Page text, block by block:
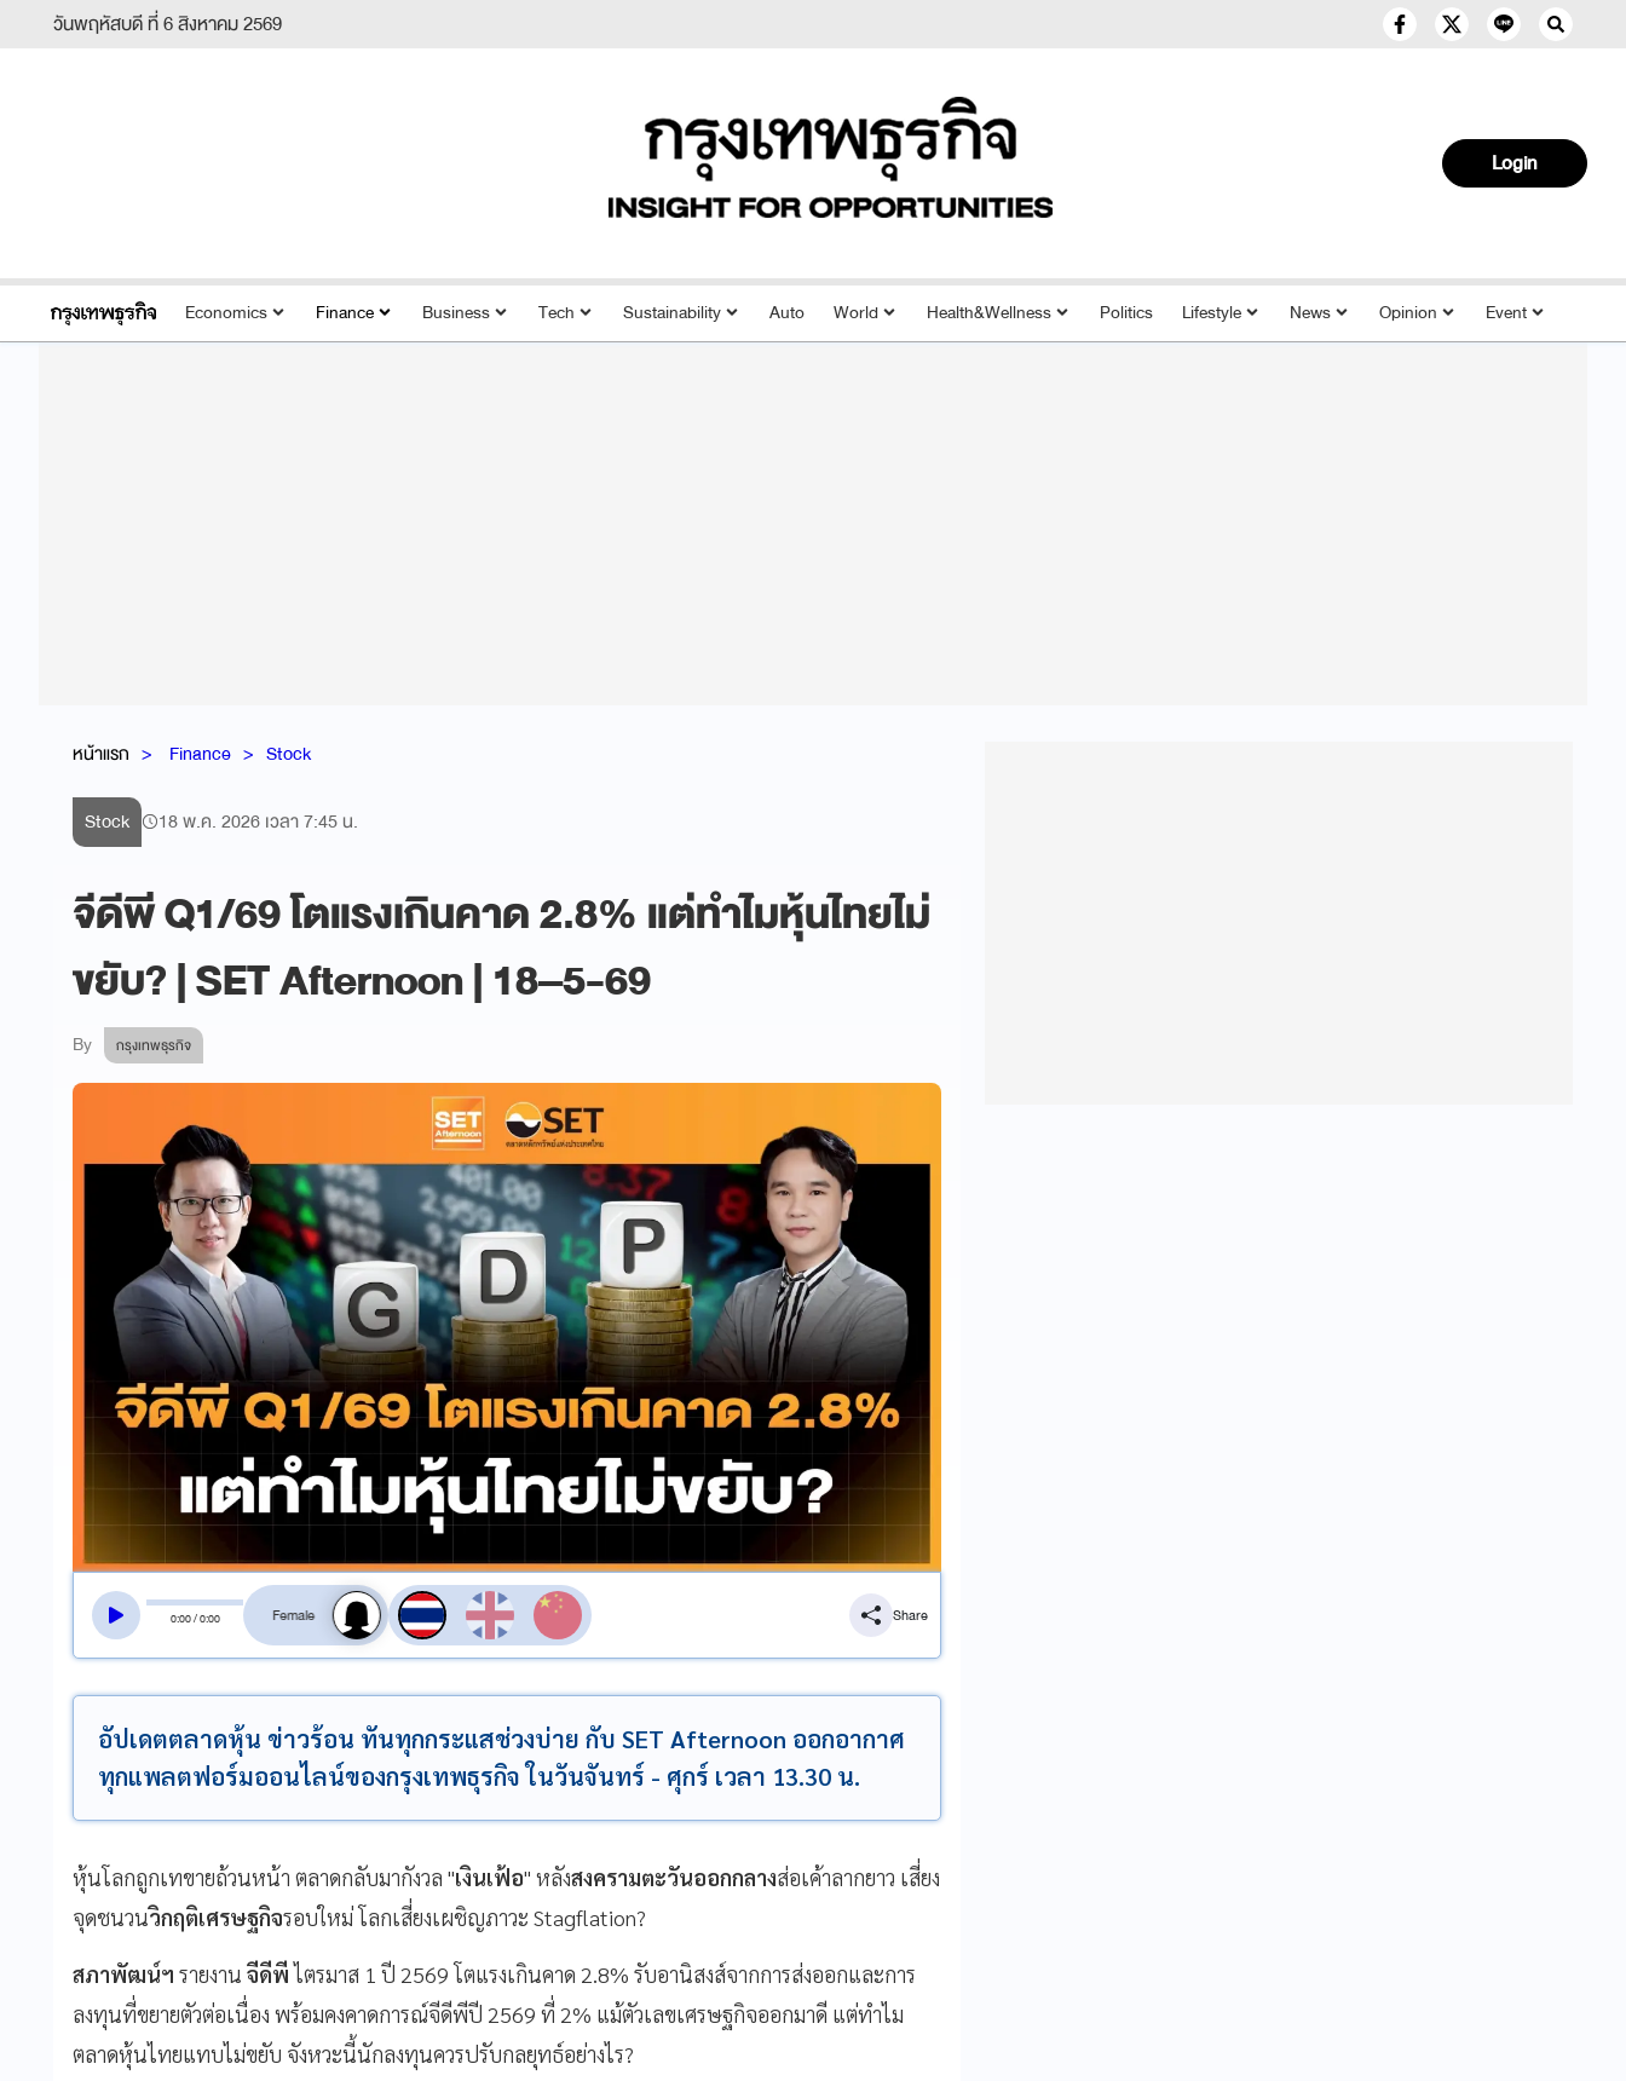
วันพฤหัสบดี ที่ 6 สิงหาคม 2569
Login
Economics Finance Business Tech Sustainability Auto World Health&Wellness Politics Lifestyle News Opinion Event
หน้าแรก Finance Stock
Stock 18 พ.ค. 2026 เวลา 7:45 น.
จีดีพี Q1/69 โตแรงเกินคาด 2.8% แต่ทำไมหุ้นไทยไม่
ขยับ? | SET Afternoon | 18–5-69
By กรุงเทพธุรกิจ
0:00/0:00
สลับเสียงอ่าน
Share
อัปเดตตลาดหุ้น ข่าวร้อน ทันทุกกระแสช่วงบ่าย กับ SET Afternoon ออกอากาศ
ทุกแพลตฟอร์มออนไลน์ของกรุงเทพธุรกิจ ในวันจันทร์ - ศุกร์ เวลา 13.30 น.
หุ้นโลกถูกเทขายถ้วนหน้า ตลาดกลับมากังวล "เงินเฟ้อ" หลังสงครามตะวันออกกลางส่อเค้าลากยาว เสี่ยง
จุดชนวนวิกฤติเศรษฐกิจรอบใหม่ โลกเสี่ยงเผชิญภาวะ Stagflation?
สภาพัฒน์ฯ รายงาน จีดีพีไตรมาส 1 ปี 2569 โตแรงเกินคาด 2.8% รับอานิสงส์จากการส่งออกและการ
ลงทุนที่ขยายตัวต่อเนื่อง พร้อมคงคาดการณ์จีดีพีปี 2569 ที่ 2% แม้ตัวเลขเศรษฐกิจออกมาดี แต่ทำไม
ตลาดหุ้นไทยแทบไม่ขยับ จังหวะนี้นักลงทุนควรปรับกลยุทธ์อย่างไร?